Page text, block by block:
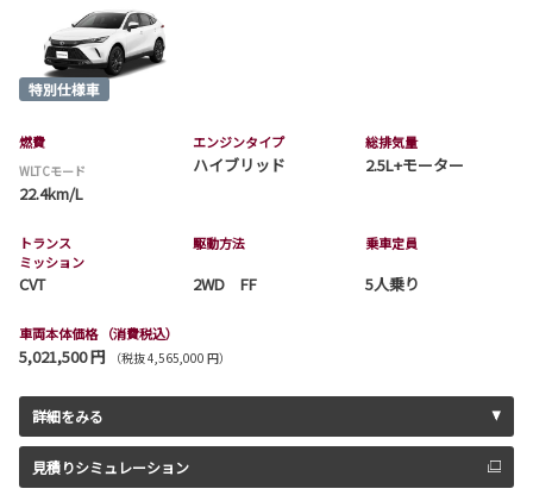
燃費
WLTCモード
22.4km/L
エンジンタイプ
ハイブリッド
総排気量
2.5L+モーター
トランス
ミッション
CVT
駆動方法
2WD FF
乗車定員
5人乗り
車両本体価格 （消費税込）
5,021,500 円 （税抜 4,565,000 円）
詳細をみる
見積りシミュレーション